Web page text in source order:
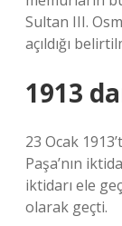
Sultan III.
açıldığı
1913
23 Ocak
Paşa’nın
iktidarı ele
olarak geçti.